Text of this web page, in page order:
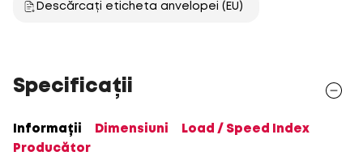
Descărcați eticheta anvelopei (EU)
Specificații
Informații Dimensiuni
Load / Speed Index
Producător